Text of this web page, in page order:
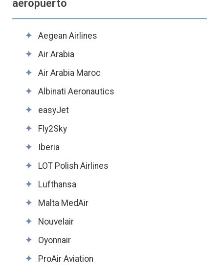
aeropuerto
Aegean Airlines
Air Arabia
Air Arabia Maroc
Albinati Aeronautics
easyJet
Fly2Sky
Iberia
LOT Polish Airlines
Lufthansa
Malta MedAir
Nouvelair
Oyonnair
ProAir Aviation